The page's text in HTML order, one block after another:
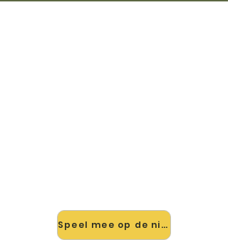
Speel mee op de nieuwe site →